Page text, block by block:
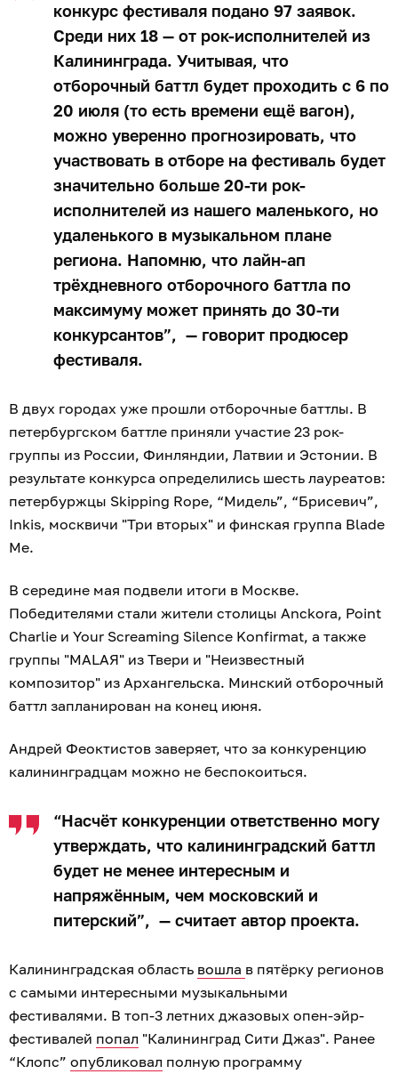
конкурс фестиваля подано 97 заявок.
Среди них 18 — от рок-исполнителей из
Калининграда. Учитывая, что
отборочный баттл будет проходить с 6 по
20 июля (то есть времени ещё вагон),
можно уверенно прогнозировать, что
участвовать в отборе на фестиваль будет
значительно больше 20-ти рок-
исполнителей из нашего маленького, но
удаленького в музыкальном плане
региона. Напомню, что лайн-ап
трёхдневного отборочного баттла по
максимуму может принять до 30-ти
конкурсантов”, — говорит продюсер
фестиваля.
В двух городах уже прошли отборочные баттлы. В
петербургском баттле приняли участие 23 рок-
группы из России, Финляндии, Латвии и Эстонии. В
результате конкурса определились шесть лауреатов:
петербуржцы Skipping Rope, “Мидель”, “Брисевич”,
Inkis, москвичи "Три вторых" и финская группа Blade
Me.
В середине мая подвели итоги в Москве.
Победителями стали жители столицы Anckora, Point
Charlie и Your Screaming Silence Konfirmat, а также
группы "MАLАЯ" из Твери и "Неизвестный
композитор" из Архангельска. Минский отборочный
баттл запланирован на конец июня.
Андрей Феоктистов заверяет, что за конкуренцию
калининградцам можно не беспокоиться.
“Насчёт конкуренции ответственно могу
утверждать, что калининградский баттл
будет не менее интересным и
напряжённым, чем московский и
питерский”, — считает автор проекта.
Калининградская область вошла в пятёрку регионов
с самыми интересными музыкальными
фестивалями. В топ-3 летних джазовых опен-эйр-
фестивалей попал "Калининград Сити Джаз". Ранее
“Клопс” опубликовал полную программу